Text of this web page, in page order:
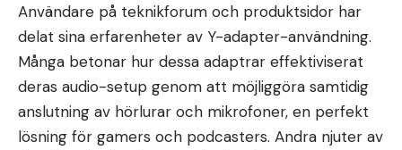
Användare på teknikforum och produktsidor har
delat sina erfarenheter av Y-adapter-användning.
Många betonar hur dessa adaptrar effektiviserat
deras audio-setup genom att möjliggöra samtidig
anslutning av hörlurar och mikrofoner, en perfekt
lösning för gamers och podcasters. Andra njuter av